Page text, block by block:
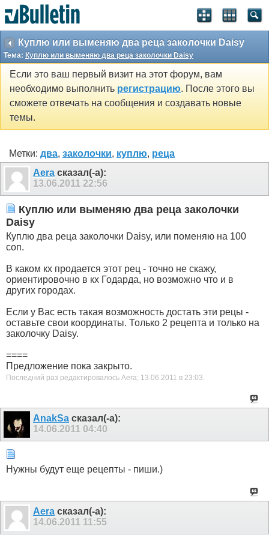
Куплю или выменяю два реца заколочки Daisy
Тема: Куплю или выменяю два реца заколочки Daisy
Если это ваш первый визит на этот форум, вам
необходимо выполнить регистрацию. После этого вы
сможете отвечать на сообщения и создавать новые
темы.
Метки: два, заколочки, куплю, реца
Aera сказал(-а):
13.06.2011 22:56
Куплю или выменяю два реца заколочки
Daisy
Куплю два реца заколочки Daisy, или поменяю на 100
соп.
В каком кх продается этот рец - точно не скажу,
ориентировочно в кх Годарда, но возможно что и в
других городах.
Если у Вас есть такая возможность достать эти рецы -
оставьте свои координаты. Только 2 рецепта и только на
заколочку Daisy.
====
Предложение пока закрыто.
Последний раз редактировалось Aera; 13.06.2011 в 23:03.
AnakSa сказал(-а):
14.06.2011 04:40
Нужны будут еще рецепты - пиши.)
Aera сказал(-а):
14.06.2011 11:55